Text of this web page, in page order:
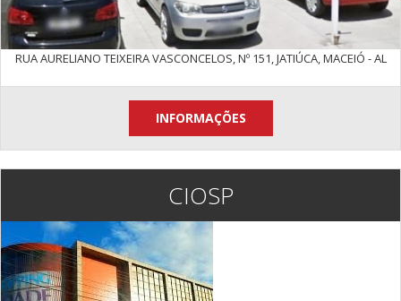
RUA AURELIANO TEIXEIRA VASCONCELOS, Nº 151, JATIÚCA, MACEIÓ - AL
INFORMAÇÕES
CIOSP